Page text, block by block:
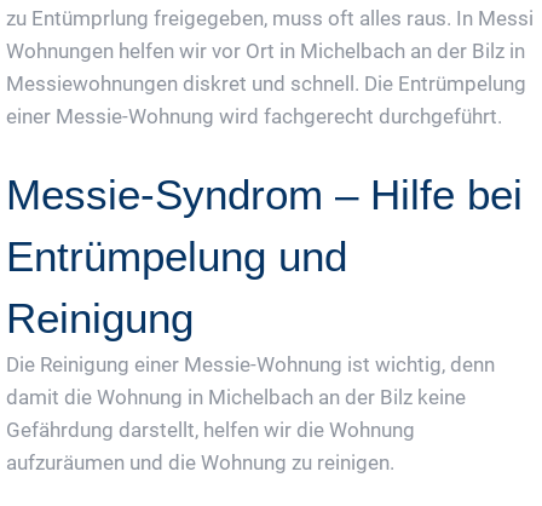
zu Entümprlung freigegeben, muss oft alles raus. In Messi
Wohnungen helfen wir vor Ort in Michelbach an der Bilz in
Messiewohnungen diskret und schnell. Die Entrümpelung
einer Messie-Wohnung wird fachgerecht durchgeführt.
Messie-Syndrom – Hilfe bei
Entrümpelung und
Reinigung
Die Reinigung einer Messie-Wohnung ist wichtig, denn
damit die Wohnung in Michelbach an der Bilz keine
Gefährdung darstellt, helfen wir die Wohnung
aufzuräumen und die Wohnung zu reinigen.